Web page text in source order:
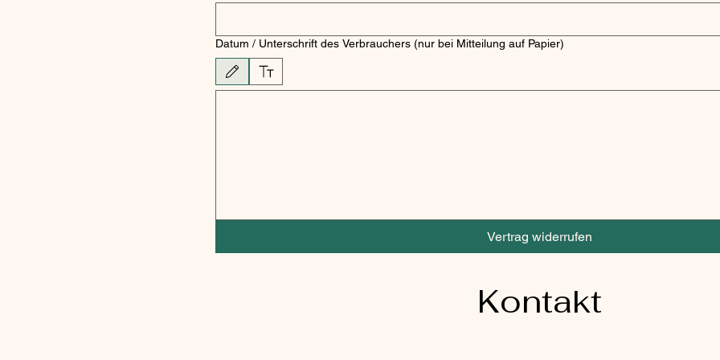
Datum / Unterschrift des Verbrauchers (nur bei Mitteilung auf Papier)
Zeichenmodus ausgewählt. Zum Zeichnen ist eine Maus oder ein Tastaturfeld erforderlich. Für Barrierefreiheit über die Tastatur, wähle
Vertrag widerrufen
Kontakt